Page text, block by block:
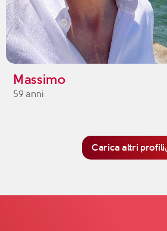
Massimo
59 anni
Carica altri profili